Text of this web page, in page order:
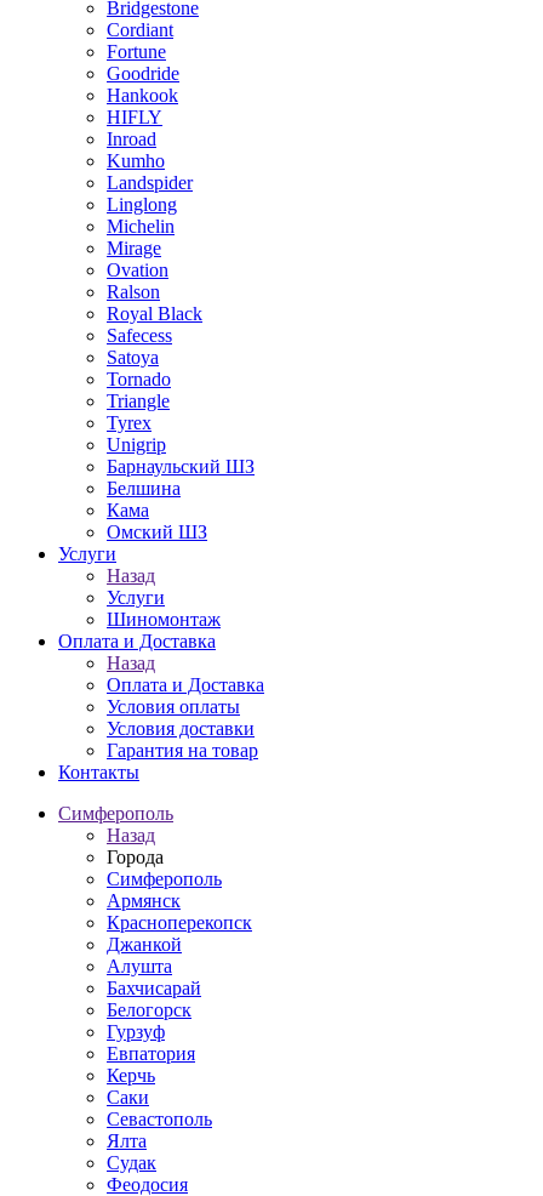
Bridgestone
Cordiant
Fortune
Goodride
Hankook
HIFLY
Inroad
Kumho
Landspider
Linglong
Michelin
Mirage
Ovation
Ralson
Royal Black
Safecess
Satoya
Tornado
Triangle
Tyrex
Unigrip
Барнаульский ШЗ
Белшина
Кама
Омский ШЗ
Услуги
Назад
Услуги
Шиномонтаж
Оплата и Доставка
Назад
Оплата и Доставка
Условия оплаты
Условия доставки
Гарантия на товар
Контакты
Симферополь
Назад
Города
Симферополь
Армянск
Красноперекопск
Джанкой
Алушта
Бахчисарай
Белогорск
Гурзуф
Евпатория
Керчь
Саки
Севастополь
Ялта
Судак
Феодосия